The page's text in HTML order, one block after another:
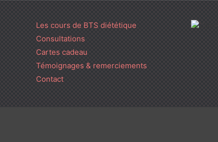
Les cours de BTS diététique
Consultations
Cartes cadeau
Témoignages & remerciements
Contact